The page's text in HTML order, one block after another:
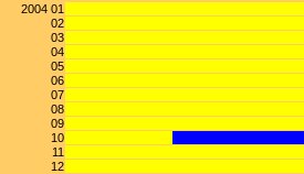
2004 01
02
03
04
05
06
07
08
09
10
11
12